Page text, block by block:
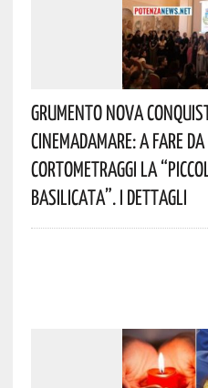
Grumento Nova
Cinemadamare: A Fare
Cortometraggi La
Basilicata”. I Dettagli